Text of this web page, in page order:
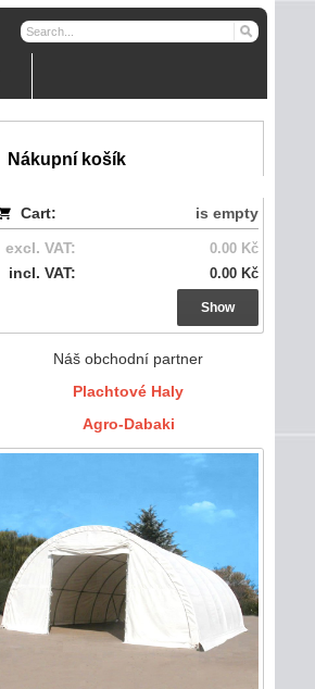
Nákupní košík
Cart:
is empty
excl. VAT:
0.00 Kč
incl. VAT: 0.00 Kč
Show
Náš obchodní partner
Plachtové Haly
Agro-Dabaki